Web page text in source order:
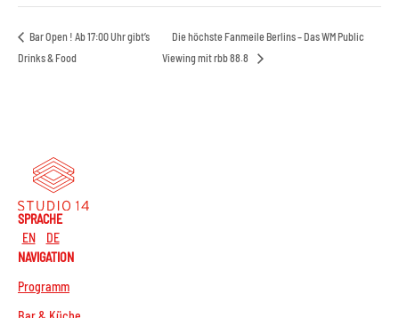
Bar Open ! Ab 17:00 Uhr gibt’s
Drinks & Food
Die höchste Fanmeile Berlins – Das WM Public
Viewing mit rbb 88.8
SPRACHE
EN
DE
NAVIGATION
Programm